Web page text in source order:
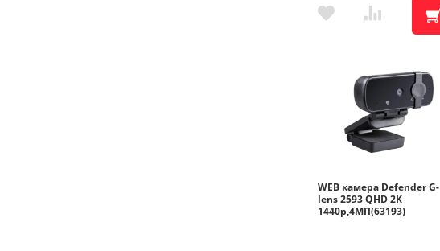
WEB камера Defender G-
lens 2593 QHD 2K
1440p,4МП(63193)